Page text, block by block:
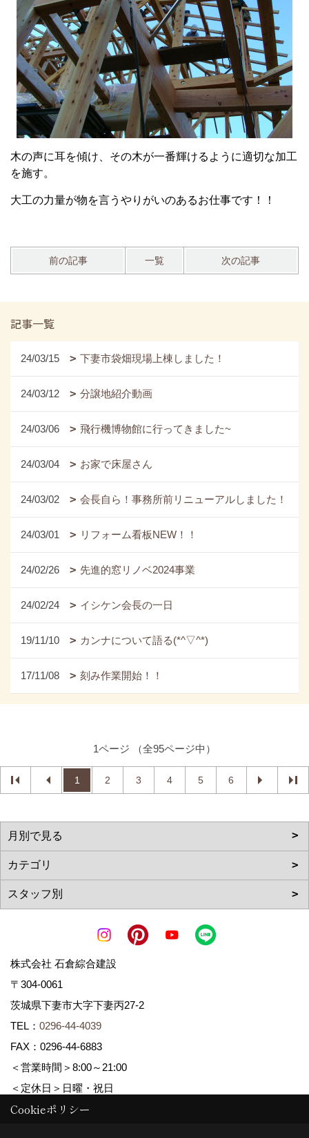
木の声に耳を傾け、その木が一番輝けるように適切な加工
を施す。
大工の力量が物を言うやりがいのあるお仕事です！！
前の記事 一覧 次の記事
記事一覧
24/03/15 下妻市袋畑現場上棟しました！
24/03/12 分譲地紹介動画
24/03/06 飛行機博物館に行ってきました~
24/03/04 お家で床屋さん
24/03/02 会長自ら！事務所前リニューアルしました！
24/03/01 リフォーム看板NEW！！
24/02/26 先進的窓リノベ2024事業
24/02/24 イシケン会長の一日
19/11/10 カンナについて語る(*^▽^*)
17/11/08 刻み作業開始！！
1ページ （全95ページ中）
1 2 3 4 5 6
株式会社 石倉綜合建設
〒304-0061
茨城県下妻市大字下妻丙27-2
TEL： 0296-44-4039
FAX：0296-44-6883
＜営業時間＞8:00～21:00
＜定休日＞日曜・祝日
Cookieポリシー